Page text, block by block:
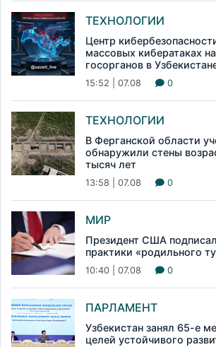
ТЕХНОЛОГИИ
Центр
массовых кибератаках
госорганов в
15:52 | 07.08 0
ТЕХНОЛОГИИ
В Ферганской области
обнаружили стены
тысяч лет
13:58 | 07.08 0
МИР
Президент США
практики «родильного
10:40 | 07.08 0
ПАРЛАМЕНТ
Узбекистан занял 65-е
целей устойчивого